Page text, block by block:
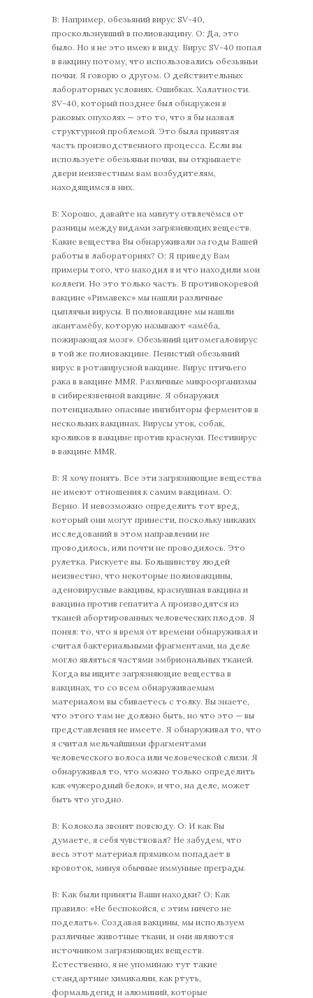
В: Например, обезьяний вирус SV-40,
проскользнувший в полиовакцину. О: Да, это
было. Но я не это имею в виду. Вирус SV-40 попал
в вакцину потому, что использовались обезьяньи
почки. Я говорю о другом. О действительных
лабораторных условиях. Ошибках. Халатности.
SV-40, который позднее был обнаружен в
раковых опухолях — это то, что я бы назвал
структурной проблемой. Это была принятая
часть производственного процесса. Если вы
используете обезьяньи почки, вы открываете
двери неизвестным вам возбудителям,
находящимся в них.
В: Хорошо, давайте на минуту отвлечёмся от
разницы между видами загрязняющих веществ.
Какие вещества Вы обнаруживали за годы Вашей
работы в лабораториях? О: Я приведу Вам
примеры того, что находил я и что находили мои
коллеги. Но это только часть. В противокоревой
вакцине «Римавекс» мы нашли различные
цыплячьи вирусы. В полиовакцине мы нашли
акантамёбу, которую называют «амёба,
пожирающая мозг». Обезьяний цитомегаловирус
в той же полиовакцине. Пенистый обезьяний
вирус в ротавирусной вакцине. Вирус птичьего
рака в вакцине MMR. Различные микроорганизмы
в сибиреязвенной вакцине. Я обнаружил
потенциально опасные ингибиторы ферментов в
нескольких вакцинах. Вирусы уток, собак,
кроликов в вакцине против краснухи. Пестивирус
в вакцине MMR.
В: Я хочу понять. Все эти загрязняющие вещества
не имеют отношения к самим вакцинам. О:
Верно. И невозможно определить тот вред,
который они могут принести, поскольку никаких
исследований в этом направлении не
проводилось, или почти не проводилось. Это
рулетка. Рискуете вы. Большинству людей
неизвестно, что некоторые полиовакцины,
аденовирусные вакцины, краснушная вакцина и
вакцина против гепатита А производятся из
тканей абортированных человеческих плодов. Я
понял: то, что я время от времени обнаруживал и
считал бактериальными фрагментами, на деле
могло являться частями эмбриональных тканей.
Когда вы ищите загрязняющие вещества в
вакцинах, то со всем обнаруживаемым
материалом вы сбиваетесь с толку. Вы знаете,
что этого там не должно быть, но что это — вы
представления не имеете. Я обнаруживал то, что
я считал мельчайшими фрагментами
человеческого волоса или человеческой слизи. Я
обнаруживал то, что можно только определить
как «чужеродный белок», и что, на деле, может
быть что угодно.
В: Колокола звонят повсюду. О: И как Вы
думаете, я себя чувствовал? Не забудем, что
весь этот материал прямиком попадает в
кровоток, минуя обычные иммунные преграды.
В: Как были приняты Ваши находки? О: Как
правило: «Не беспокойся, с этим ничего не
поделать». Создавая вакцины, мы используем
различные животные ткани, и они являются
источником загрязняющих веществ.
Естественно, я не упоминаю тут такие
стандартные химикалии, как ртуть,
формальдегид и алюминий, которые